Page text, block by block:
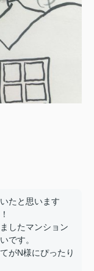
たと思います
したマンション
です。
がN様にぴったり